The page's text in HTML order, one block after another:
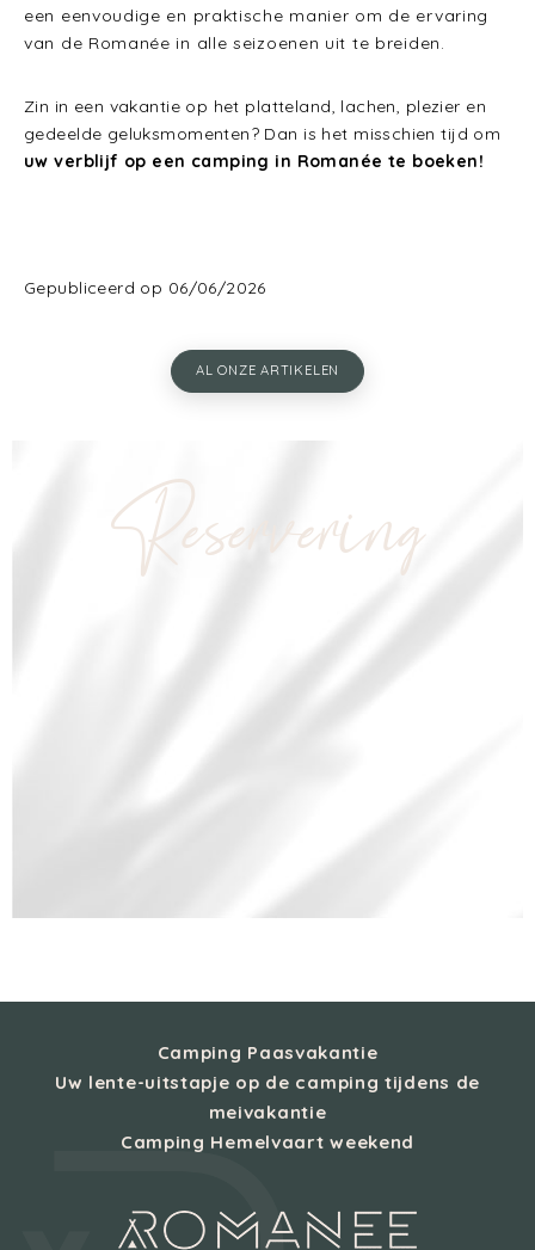
een eenvoudige en praktische manier om de ervaring
van de Romanée in alle seizoenen uit te breiden.
Zin in een vakantie op het platteland, lachen, plezier en
gedeelde geluksmomenten? Dan is het misschien tijd om
uw verblijf op een camping in Romanée te boeken!
Gepubliceerd op 06/06/2026
AL ONZE ARTIKELEN
Reservering
Camping Paasvakantie
Uw lente-uitstapje op de camping tijdens de
meivakantie
Camping Hemelvaart weekend